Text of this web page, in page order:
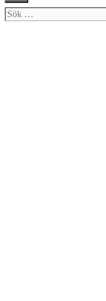
Stäng
Sök